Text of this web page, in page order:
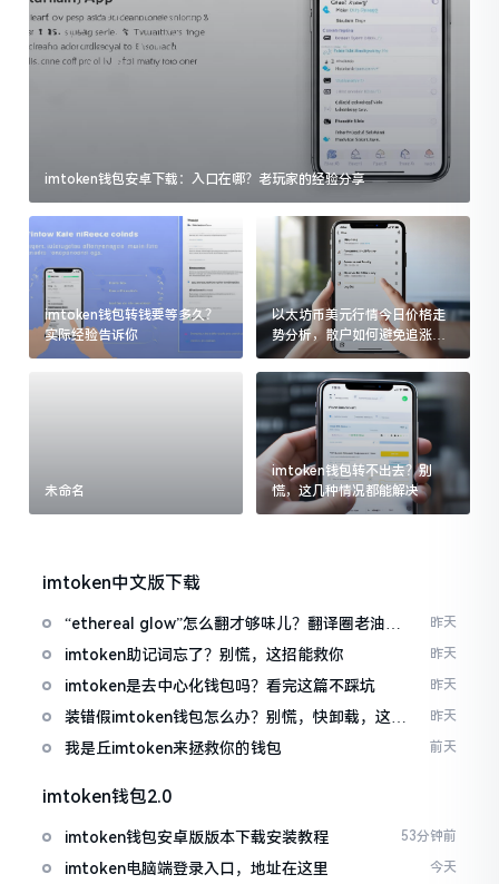
imtoken钱包安卓下载：入口在哪？老玩家的经验分享
imtoken钱包转钱要等多久？
实际经验告诉你
以太坊币美元行情今日价格走
势分析，散户如何避免追涨杀
跌被套牢
未命名
imtoken钱包转不出去？别
慌，这几种情况都能解决
imtoken中文版下载
“ethereal glow”怎么翻才够味儿？翻译圈老油条
的私房话
昨天
imtoken助记词忘了？别慌，这招能救你 昨天
imtoken是去中心化钱包吗？看完这篇不踩坑 昨天
装错假imtoken钱包怎么办？别慌，快卸载，这几
招能救急
昨天
我是丘imtoken来拯救你的钱包 前天
imtoken钱包2.0
imtoken钱包安卓版版本下载安装教程 53分钟前
imtoken电脑端登录入口，地址在这里 今天